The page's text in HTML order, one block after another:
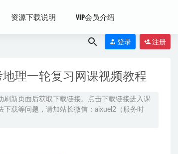
资源下载说明 VIP会员介绍
登录 注册
理一轮复习网课视频教程
新页面后获取下载链接。点击下载链接进入课
载等问题，请加站长微信：aixuel2（服务时